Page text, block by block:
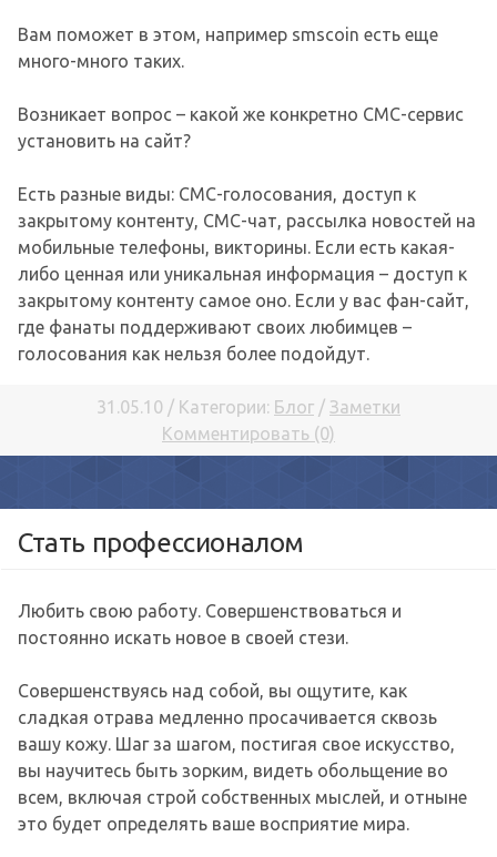
Вам поможет в этом, например smscoin есть еще
много-много таких.
Возникает вопрос – какой же конкретно СМС-сервис
установить на сайт?
Есть разные виды: СМС-голосования, доступ к
закрытому контенту, СМС-чат, рассылка новостей на
мобильные телефоны, викторины. Если есть какая-
либо ценная или уникальная информация – доступ к
закрытому контенту самое оно. Если у вас фан-сайт,
где фанаты поддерживают своих любимцев –
голосования как нельзя более подойдут.
31.05.10 / Категории: Блог / Заметки
Комментировать (0)
Стать профессионалом
Любить свою работу. Совершенствоваться и
постоянно искать новое в своей стези.
Совершенствуясь над собой, вы ощутите, как
сладкая отрава медленно просачивается сквозь
вашу кожу. Шаг за шагом, постигая свое искусство,
вы научитесь быть зорким, видеть обольщение во
всем, включая строй собственных мыслей, и отныне
это будет определять ваше восприятие мира.